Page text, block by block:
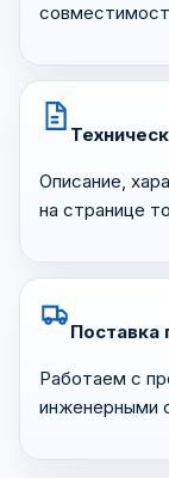
Описание,
на странице
Поставка
Работаем с
инженерными